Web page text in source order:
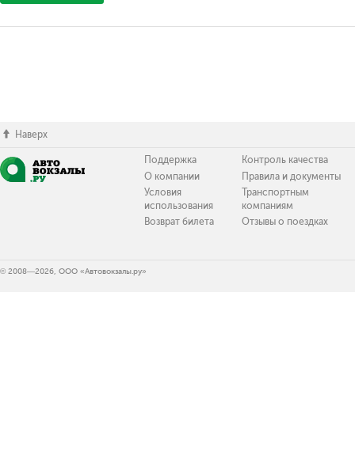
Наверх
Поддержка
О компании
Условия
использования
Возврат билета
Контроль качества
Правила и документы
Транспортным
компаниям
Отзывы о поездках
© 2008—2026, ООО «Автовокзалы.ру»